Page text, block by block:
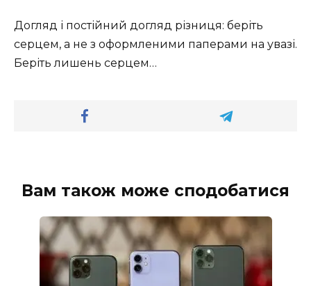
Догляд і постійний догляд різниця: беріть
серцем, а не з оформленими паперами на увазі.
Беріть лишень серцем…
Вам також може сподобатися